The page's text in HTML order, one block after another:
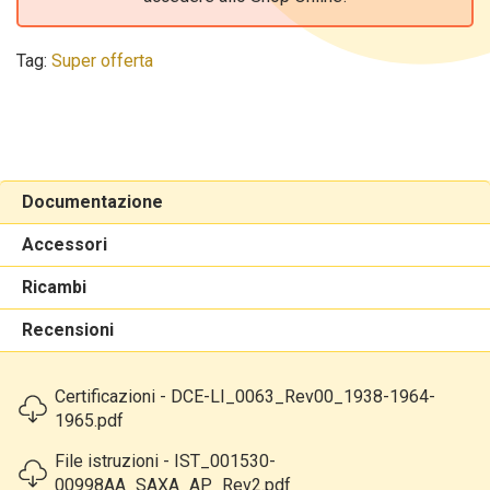
Tag: Super offerta
Documentazione
Accessori
Ricambi
Recensioni
Certificazioni - DCE-LI_0063_Rev00_1938-1964-
1965.pdf
File istruzioni - IST_001530-
00998AA_SAXA_AP_Rev2.pdf